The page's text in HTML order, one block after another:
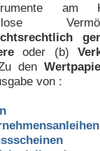
am
oder (b)
den
von :